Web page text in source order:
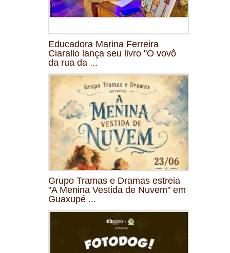
Educadora Marina Ferreira
Ciarallo lança seu livro "O vovô
da rua da ...
Grupo Tramas e Dramas estreia
"A Menina Vestida de Nuvem" em
Guaxupé ...